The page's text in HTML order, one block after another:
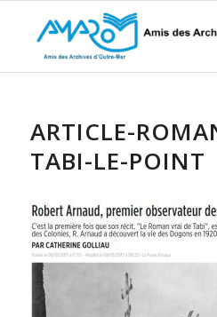
ARTICLE-
TABI-LE-POINT